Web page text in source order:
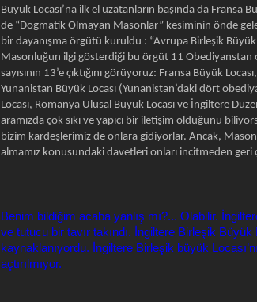
Büyük Locası’na ilk el uzatanların başında da Fransa
de “Dogmatik Olmayan Masonlar” kesiminin önde
bir dayanışma örgütü kuruldu : “Avrupa Birleşik
Masonluğun ilgi gösterdiği bu örgüt 11
sayısının 13’e çıktığını görüyoruz: Fransa Büyük
Yunanistan Büyük Locası (Yunanistan’daki dört
Locası, Romanya Ulusal Büyük Locası ve İngiltere
aramızda çok sıkı ve yapıcı bir iletişim olduğunu
bizim kardeşlerimiz de onlara gidiyorlar. Ancak,
almamız konusundaki davetleri onları incitmeden
Benim bildiğim acaba yanlış mı?... Olabilir.
ve tutucu bir tavır takındı. İngiltere Birleşik
kaynaklanıyordu. İngiltere Birleşik büyük
açtırılmıyor.